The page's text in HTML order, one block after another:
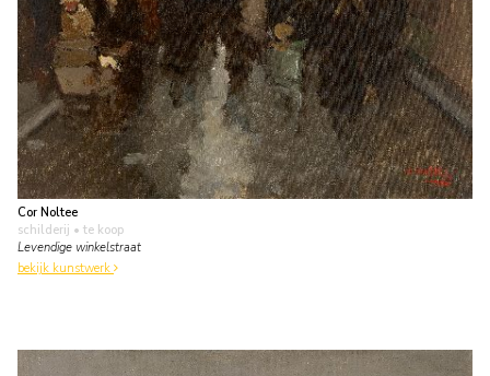
Cor Noltee
schilderij • te koop
Levendige winkelstraat
bekijk kunstwerk